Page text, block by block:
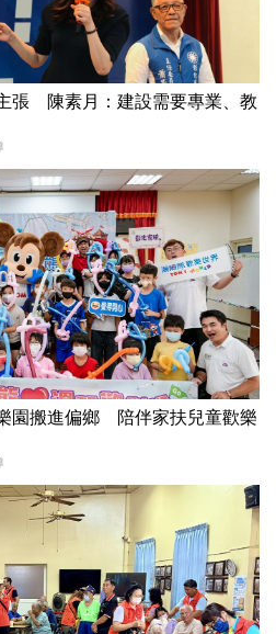
張 陳素月：建設需要專業、教
園搬進偏鄉 陪伴家扶兒童歡樂